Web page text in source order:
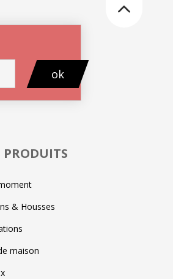
ok
PRODUITS
& Housses
maison